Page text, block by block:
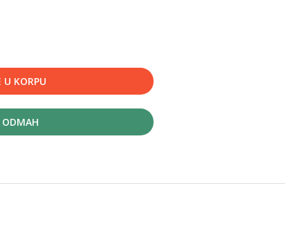
U KORPU
ODMAH